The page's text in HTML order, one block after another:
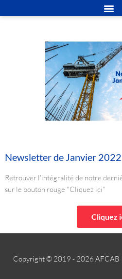
Newsletter de Janvier 2022
Retrouver l'intégralité de notre
sur le bouton rouge "Cliquez ici"
Cliquez
Copyright © 2019 - 2026 AFCAB